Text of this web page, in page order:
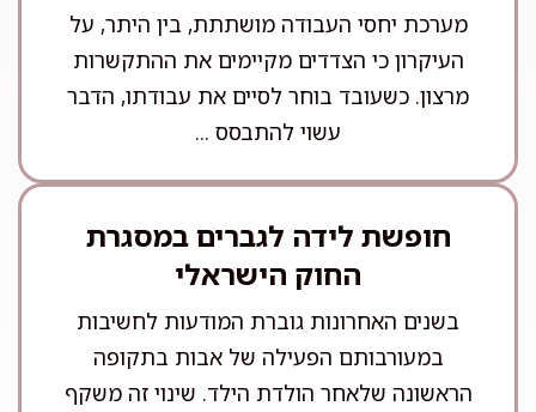
מערכת יחסי העבודה מושתתת, בין היתר, על
העיקרון כי הצדדים מקיימים את ההתקשרות
מרצון. כשעובד בוחר לסיים את עבודתו, הדבר
עשוי להתבסס ...
חופשת לידה לגברים במסגרת
החוק הישראלי
בשנים האחרונות גוברת המודעות לחשיבות
במעורבותם הפעילה של אבות בתקופה
הראשונה שלאחר הולדת הילד. שינוי זה משקף